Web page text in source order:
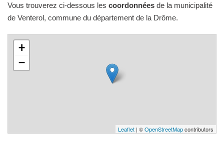
Vous trouverez ci-dessous les coordonnées de la municipalité
de Venterol, commune du département de la Drôme.
+
−
Leaflet | ©OpenStreetMapcontributors